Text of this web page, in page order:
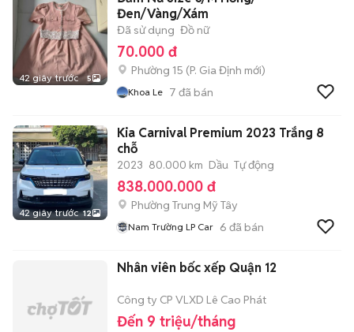
42 giây trước 5
Đen/Vàng/Xám
Đã sử dụng Đồ nữ
70.000 đ
Phường 15 (P. Gia Định mới)
Khoa Le 7 đã bán
42 giây trước 12
Kia Carnival Premium 2023 Trắng 8
chỗ
2023 80.000 km Dầu Tự động
838.000.000 đ
Phường Trung Mỹ Tây
Nam Trường LP Car 6 đã bán
Nhân viên bốc xếp Quận 12
Công ty CP VLXD Lê Cao Phát
Đến 9 triệu/tháng